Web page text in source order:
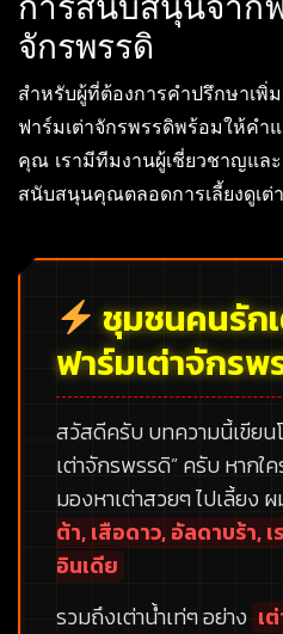
จักรพรรดิ
สำหรับผู้ที่ต้องการคำปรึกษาเพิ่ม
ฟาร์มเต่าจักรพรรดิพร้อมให้ค
คุณ เรามีทีมงานผู้เชี่ยวชาญแล
สนับสนุนคุณตลอดการเลี้ยงดูเ
ชุมชนคนรัก
ฟาร์มเต่าจักรพ
สวัสดีครับ บทความนี้เขียน
เต่าจักรพรรดิ”ครับ หากใ
มองหาเต่าสวยๆ ไปเลี้ยง
ต้า, เสือดาว, อัลดาบร้า,
อินเดีย
รวมถึงเต่าน้ำเท่ๆ อย่าง เ